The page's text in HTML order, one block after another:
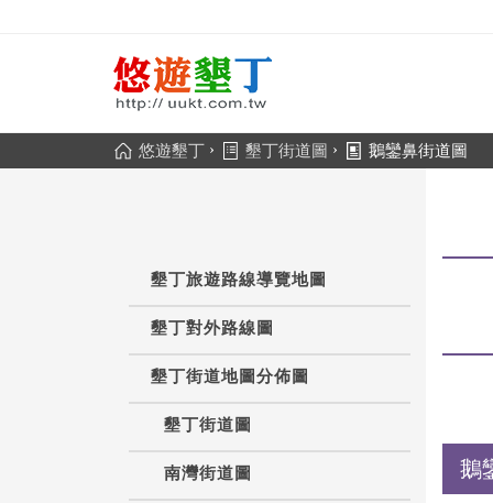
悠遊墾丁 › 墾丁街道圖 › 鵝鑾鼻街道圖
墾丁旅遊路線導覽地圖
墾丁對外路線圖
墾丁街道地圖分佈圖
墾丁街道圖
南灣街道圖 鵝